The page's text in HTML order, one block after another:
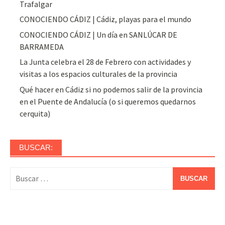
Trafalgar
CONOCIENDO CÁDIZ | Cádiz, playas para el mundo
CONOCIENDO CÁDIZ | Un día en SANLÚCAR DE
BARRAMEDA
La Junta celebra el 28 de Febrero con actividades y
visitas a los espacios culturales de la provincia
Qué hacer en Cádiz si no podemos salir de la provincia
en el Puente de Andalucía (o si queremos quedarnos
cerquita)
BUSCAR: